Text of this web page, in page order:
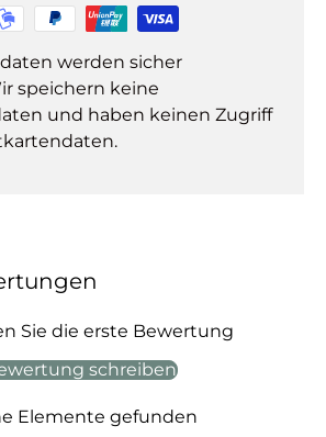
werden sicher
speichern keine
und haben keinen Zugriff
Sie die erste Bewertung
schreiben
Elemente gefunden